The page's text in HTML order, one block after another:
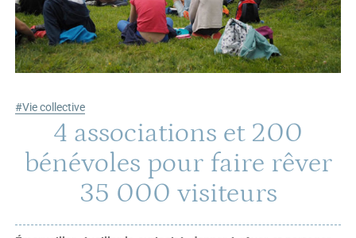
#Vie collective
4 associations et 200
bénévoles pour faire rêver
35 000 visiteurs